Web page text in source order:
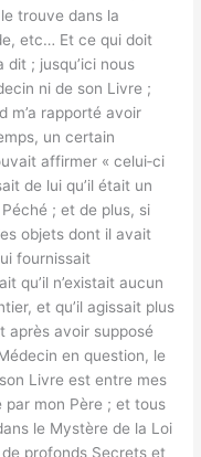
trouve dans la
etc… Et ce qui doit
dit ; jusqu’ici nous
ni de son Livre ;
m’a rapporté avoir
un certain
affirmer « celui‑ci
de lui qu’il était un
; et de plus, si
objets dont il avait
fournissait
qu’il n’existait aucun
et qu’il agissait plus
après avoir supposé
en question, le
Livre est entre mes
par mon Père ; et tous
le Mystère de la Loi
profonds Secrets et